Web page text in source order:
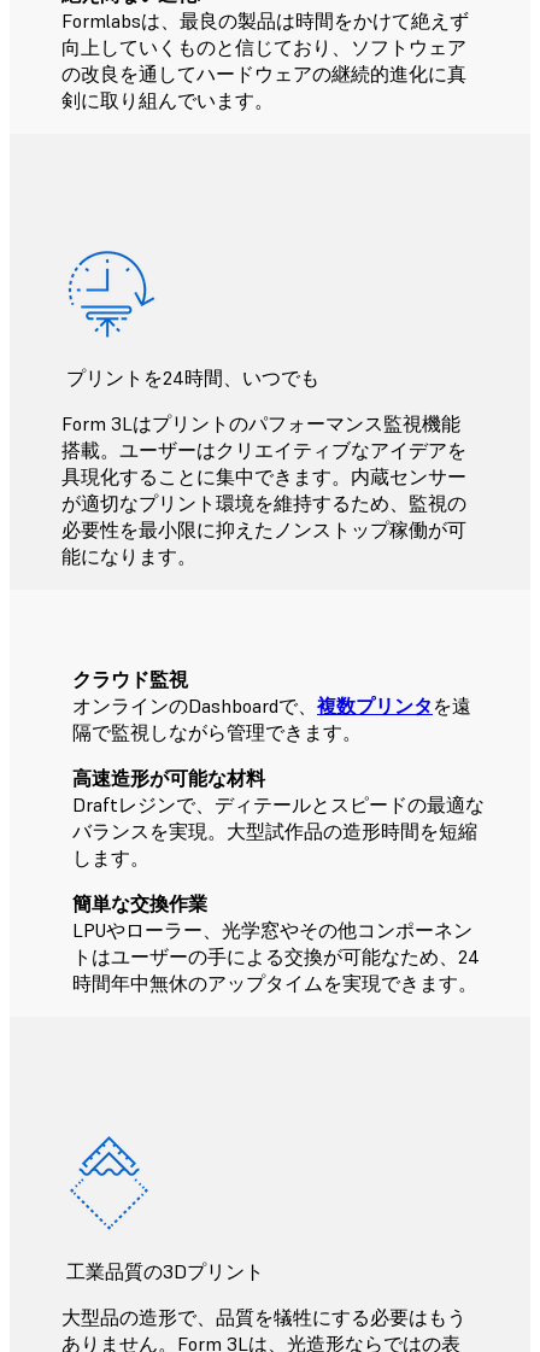
Formlabsは、最良の製品は時間をかけて絶えず
向上していくものと信じており、ソフトウェア
の改良を通してハードウェアの継続的進化に真
剣に取り組んでいます。
プリントを24時間、いつでも
Form 3Lはプリントのパフォーマンス監視機能
搭載。ユーザーはクリエイティブなアイデアを
具現化することに集中できます。内蔵センサー
が適切なプリント環境を維持するため、監視の
必要性を最小限に抑えたノンストップ稼働が可
能になります。
クラウド監視
オンラインのDashboardで、 複数プリンタ を遠
隔で監視しながら管理できます。
高速造形が可能な材料
Draftレジンで、ディテールとスピードの最適な
バランスを実現。大型試作品の造形時間を短縮
します。
簡単な交換作業
LPUやローラー、光学窓やその他コンポーネン
トはユーザーの手による交換が可能なため、24
時間年中無休のアップタイムを実現できます。
工業品質の3Dプリント
大型品の造形で、品質を犠牲にする必要はもう
ありません。Form 3Lは、光造形ならではの表